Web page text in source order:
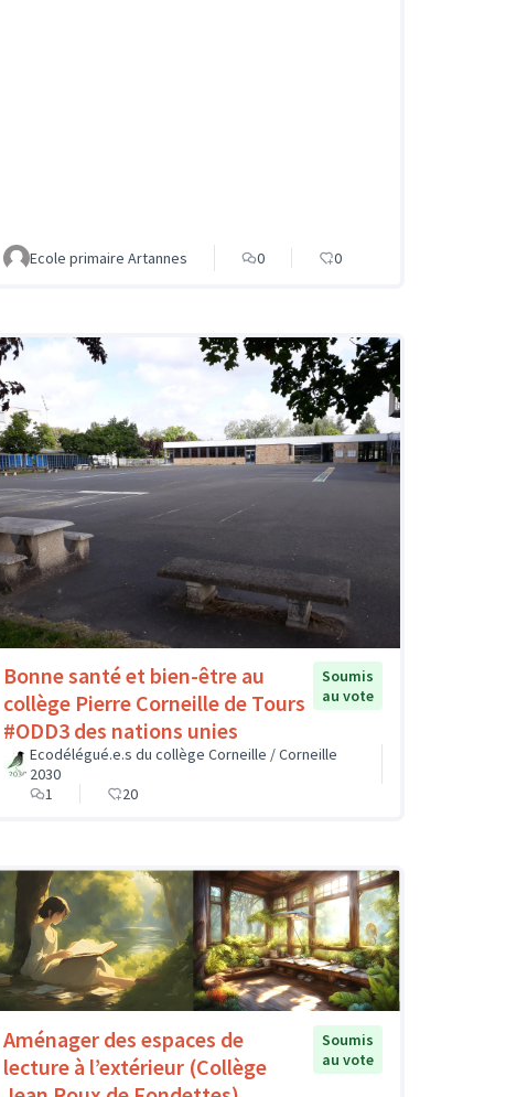
Ecole primaire Artannes 0 0
Bonne santé et bien-être au
collège Pierre Corneille de Tours
#ODD3 des nations unies
Soumis
au vote
Ecodélégué.e.s du collège Corneille / Corneille
2030
1
20
Aménager des espaces de
lecture à l’extérieur (Collège
Soumis
au vote